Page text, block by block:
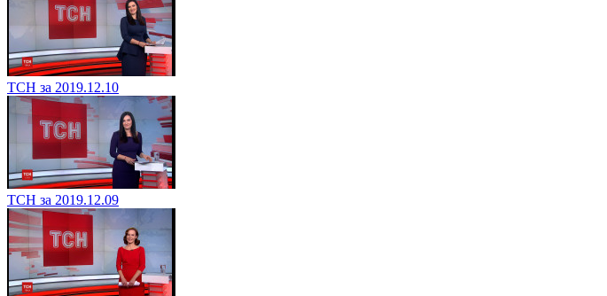
ТСН за 2019.12.10
ТСН за 2019.12.09